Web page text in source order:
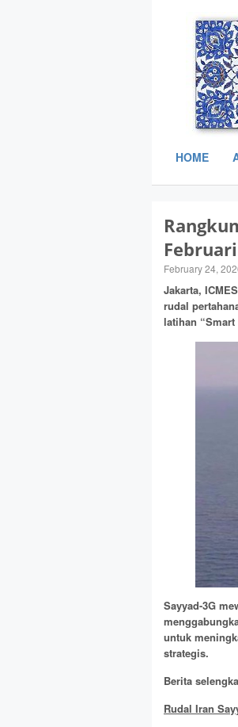
HOME
February 24,
Jakarta,
rudal
latihan “Smart
Sayyad-3G
untuk
strategis.
Berita
Rudal Iran